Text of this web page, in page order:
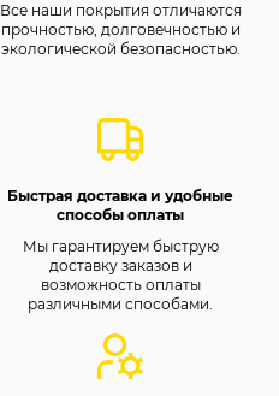
Все наши покрытия отличаются
прочностью, долговечностью и
экологической безопасностью.
Быстрая доставка и удобные
способы оплаты
Мы гарантируем быструю
доставку заказов и
возможность оплаты
различными способами.